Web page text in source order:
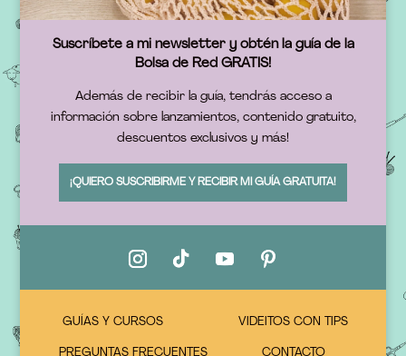
Suscríbete a mi newsletter y obtén la guía de la
Bolsa de Red GRATIS!
Además de recibir la guía, tendrás acceso a
información sobre lanzamientos, contenido gratuito,
descuentos exclusivos y más!
¡QUIERO SUSCRIBIRME Y RECIBIR MI GUÍA GRATUITA!
GUÍAS Y CURSOS VIDEITOS CON TIPS
PREGUNTAS FRECUENTES CONTACTO